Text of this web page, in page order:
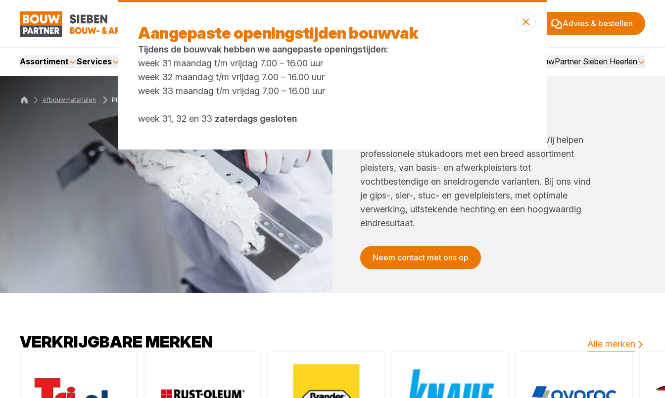
Advies & bestellen
Assortiment Services MerkenActiesBlogs Over BouwPartner Sieben Heerlen
Een perfect glad en duurzaam eindresultaat! Wij helpen
professionele stukadoors met een breed assortiment
pleisters, van basis- en afwerkpleisters tot
vochtbestendige en sneldrogende varianten. Bij ons vind
je gips-, sier-, stuc- en gevelpleisters, met optimale
verwerking, uitstekende hechting en een hoogwaardig
eindresultaat.
Neem contact met ons op
Afbouwmaterialen Pleisters
VERKRIJGBARE MERKEN Alle merken
Aangepaste openingstijden bouwvak
Tijdens de bouwvak hebben we aangepaste openingstijden:
week 31 maandag t/m vrijdag 7.00 – 16.00 uur
week 32 maandag t/m vrijdag 7.00 – 16.00 uur
week 33 maandag t/m vrijdag 7.00 – 16.00 uur
week 31, 32 en 33 zaterdags gesloten